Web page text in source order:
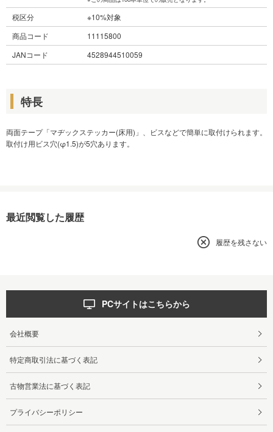
税区分
※10%対象
商品コード
11115800
JANコード
4528944510059
特長
両面テープ「マヂックステッカー(床用)」、ビスなどで簡単に取付けられます。
取付け用ビス穴(φ1.5)が5穴あります。
最近閲覧した履歴
履歴を残さない
PCサイトはこちらから
会社概要
特定商取引法に基づく表記
古物営業法に基づく表記
プライバシーポリシー